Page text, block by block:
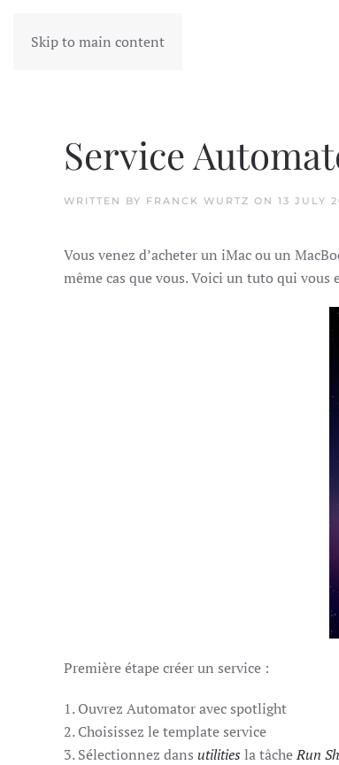
Skip to main content
Service
WRITTEN BY FRANCK WURTZ ON 13 JULY
Vous venez d’acheter un iMac ou un
même cas que vous. Voici un tuto qui
Première étape créer un service :
1. Ouvrez Automator avec spotlight
2. Choisissez le template service
3. Sélectionnez dans utilities la tâcheRun